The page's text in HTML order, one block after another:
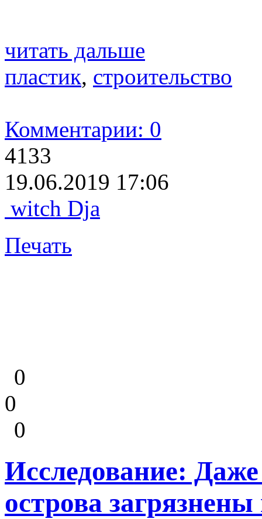
читать дальше
пластик, строительство
Комментарии: 0
4133
19.06.2019 17:06
witch Dja
Печать
0
0
0
Исследование:
острова